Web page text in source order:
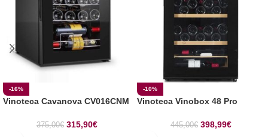
-16%
Vinoteca Cavanova CV016CNM
375,00€ 315,90€
-10%
Vinoteca Vinobox 48 Pro
445,00€ 398,99€